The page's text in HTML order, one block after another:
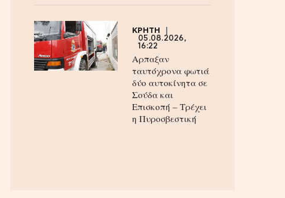
ΚΡΗΤΗ
05.08.2026,
16:22
Αρπαξαν
ταυτόχρονα φωτιά
δύο αυτοκίνητα σε
Σούδα και
Επισκοπή – Τρέχει
η Πυροσβεστική